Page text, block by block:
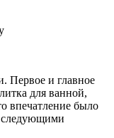
Первое и главное
для ванной,
впечатление было
следующими